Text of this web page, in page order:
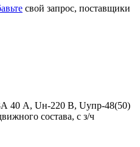
свой запрос, поставщики
40 А, Uн-220 В, Uупр-48(50)
состава, с з/ч